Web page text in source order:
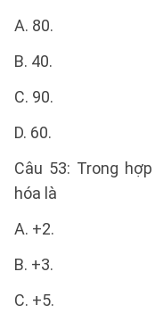
A. 80.
B. 40.
C. 90.
D. 60.
Câu 53: Trong
hóa là
A. +2.
B. +3.
C. +5.